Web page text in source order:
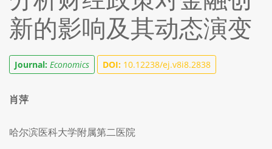
新的影响及其动态演变
Journal: Economics DOI: 10.12238/ej.v8i8.2838
肖萍
哈尔滨医科大学附属第二医院